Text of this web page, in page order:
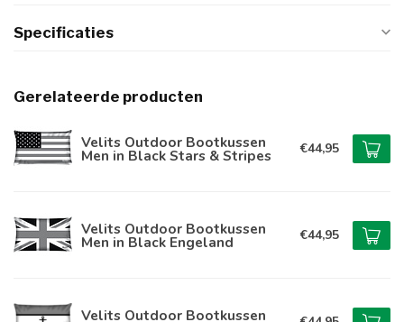
Specificaties
Gerelateerde producten
Velits Outdoor Bootkussen
Men in Black Stars & Stripes €44,95
Velits Outdoor Bootkussen
Men in Black Engeland €44,95
Velits Outdoor Bootkussen